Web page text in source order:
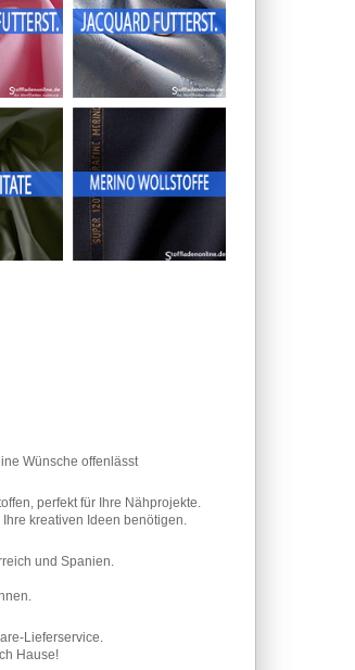
Wünsche offenlässt
perfekt für Ihre Nähprojekte.
kreativen Ideen benötigen.
und Spanien.
Lieferservice.
Hause!